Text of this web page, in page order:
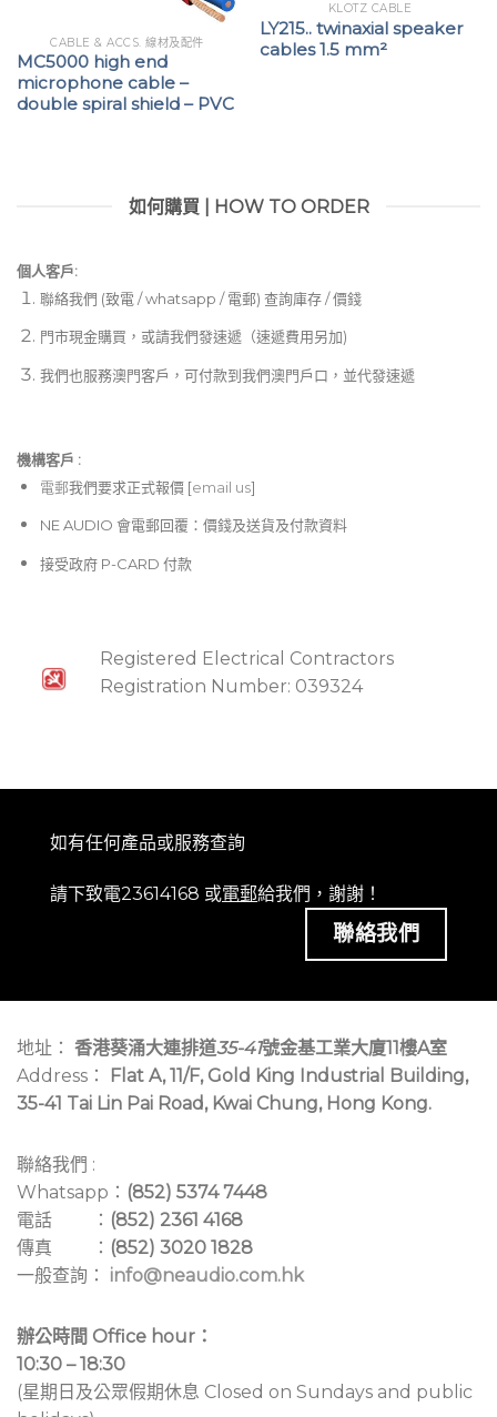
CABLE & ACCS. 線材及配件
MC5000 high end
microphone cable –
double spiral shield – PVC
KLOTZ CABLE
LY215.. twinaxial speaker
cables 1.5 mm²
如何購買 | HOW TO ORDER
個人客戶:
聯絡我們 (致電 / whatsapp / 電郵) 查詢庫存 / 價錢
門市現金購買，或請我們發速遞（速遞費用另加)
我們也服務澳門客戶，可付款到我們澳門戶口，並代發速遞
機構客戶 :​
電郵我們要求正式報價 [email us]
NE AUDIO 會電郵回覆：價錢及送貨及付款資料
接受政府 P-CARD 付款
Registered Electrical Contractors
Registration Number: 039324
如有任何產品或服務查詢
請下致電23614168 或電郵給我們，謝謝！
聯絡我們
地址： 香港葵涌大連排道35-41號金基工業大廈11樓A室
Address：
Flat A, 11/F, Gold King Industrial Building,
35-41 Tai Lin Pai Road, Kwai Chung, Hong Kong.
聯絡我們 :
Whatsapp： (852) 5374 7448
電話 ： (852) 2361 4168
傳真 ： (852) 3020 1828
一般查詢： info@neaudio.com.hk
辦公時間 Office hour：
10:30 – 18:30
(星期日及公眾假期休息 Closed on Sundays and public